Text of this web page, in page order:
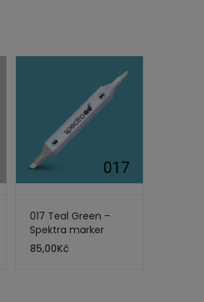
017 Teal Green –
Spektra marker
85,00Kč